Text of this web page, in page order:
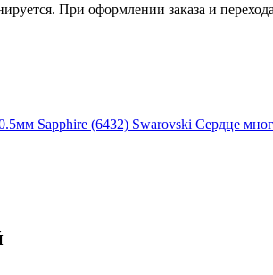
При оформлении заказа и
Sapphire (6432) Swarovski Сердце